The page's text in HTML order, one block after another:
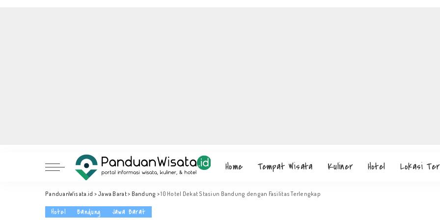
Home Tempat Wisata Kuliner Hotel Lokasi
PanduanWisata.id > Jawa Barat> Bandung >10 Hotel Dekat Stasiun Bandung dengan Fasilitas Terlengkap
Hotel Bandung Jawa Barat